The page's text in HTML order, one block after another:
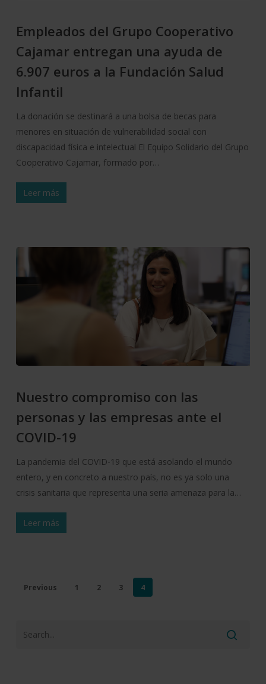
Empleados del Grupo Cooperativo
Cajamar entregan una ayuda de
6.907 euros a la Fundación Salud
Infantil
La donación se destinará a una bolsa de becas para
menores en situación de vulnerabilidad social con
discapacidad física e intelectual El Equipo Solidario del Grupo
Cooperativo Cajamar, formado por…
Leer más
Nuestro compromiso con las
personas y las empresas ante el
COVID-19
La pandemia del COVID-19 que está asolando el mundo
entero, y en concreto a nuestro país, no es ya solo una
crisis sanitaria que representa una seria amenaza para la…
Leer más
Previous 1 2 3 4